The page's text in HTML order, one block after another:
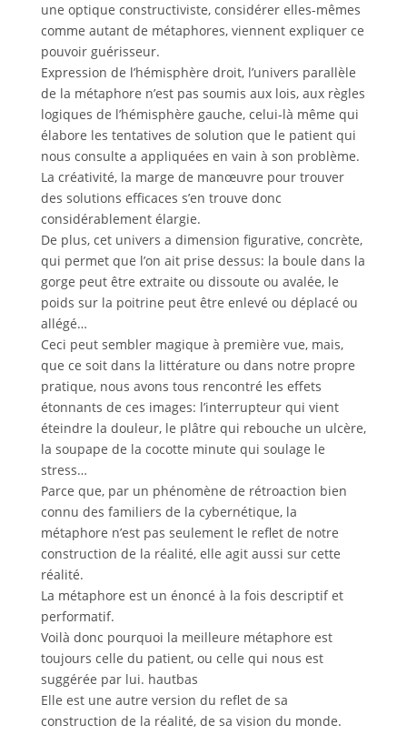
une optique constructiviste, considérer elles-mêmes
comme autant de métaphores, viennent expliquer ce
pouvoir guérisseur.
Expression de l’hémisphère droit, l’univers parallèle
de la métaphore n’est pas soumis aux lois, aux règles
logiques de l’hémisphère gauche, celui-là même qui
élabore les tentatives de solution que le patient qui
nous consulte a appliquées en vain à son problème.
La créativité, la marge de manœuvre pour trouver
des solutions efficaces s’en trouve donc
considérablement élargie.
De plus, cet univers a dimension figurative, concrète,
qui permet que l’on ait prise dessus: la boule dans la
gorge peut être extraite ou dissoute ou avalée, le
poids sur la poitrine peut être enlevé ou déplacé ou
allégé…
Ceci peut sembler magique à première vue, mais,
que ce soit dans la littérature ou dans notre propre
pratique, nous avons tous rencontré les effets
étonnants de ces images: l’interrupteur qui vient
éteindre la douleur, le plâtre qui rebouche un ulcère,
la soupape de la cocotte minute qui soulage le
stress…
Parce que, par un phénomène de rétroaction bien
connu des familiers de la cybernétique, la
métaphore n’est pas seulement le reflet de notre
construction de la réalité, elle agit aussi sur cette
réalité.
La métaphore est un énoncé à la fois descriptif et
performatif.
Voilà donc pourquoi la meilleure métaphore est
toujours celle du patient, ou celle qui nous est
suggérée par lui. hautbas
Elle est une autre version du reflet de sa
construction de la réalité, de sa vision du monde.